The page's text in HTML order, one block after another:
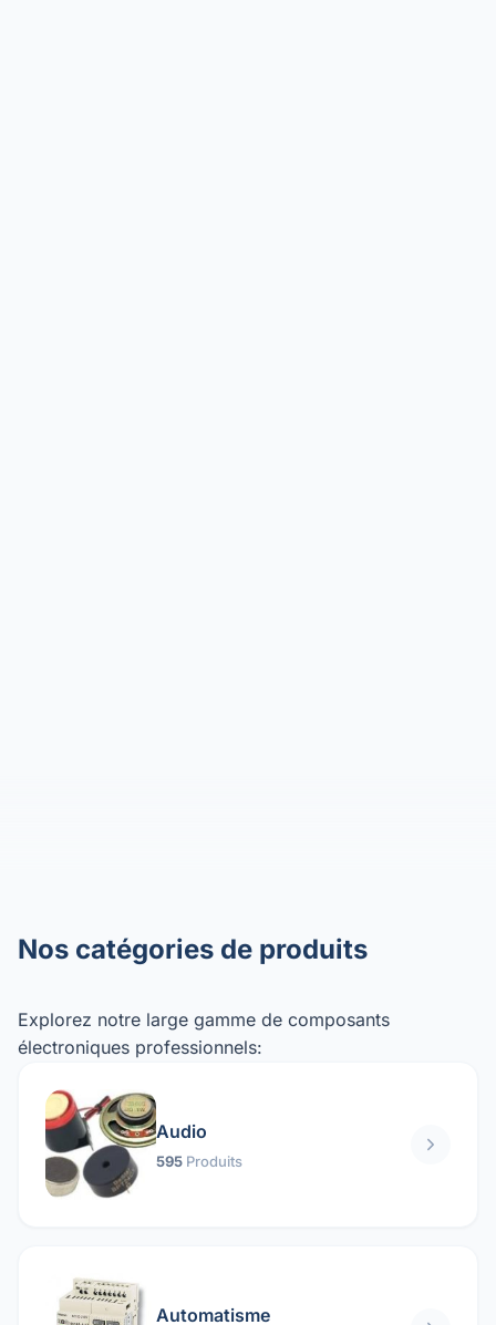
Nos catégories de produits
Explorez notre large gamme de composants
électroniques professionnels:
Audio
595 Produits
Automatisme